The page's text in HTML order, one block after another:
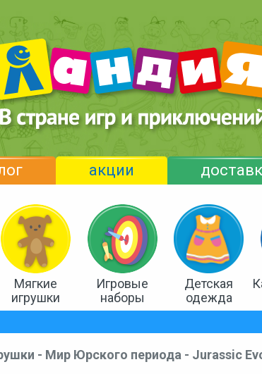
акции
Мягкие
игрушки
Игровые
наборы
Детская
одежда
- Мир Юрского периода - Jurassic